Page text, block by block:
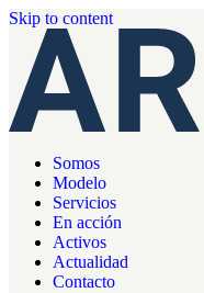
Skip to content
Somos
Modelo
Servicios
En acción
Activos
Actualidad
Contacto